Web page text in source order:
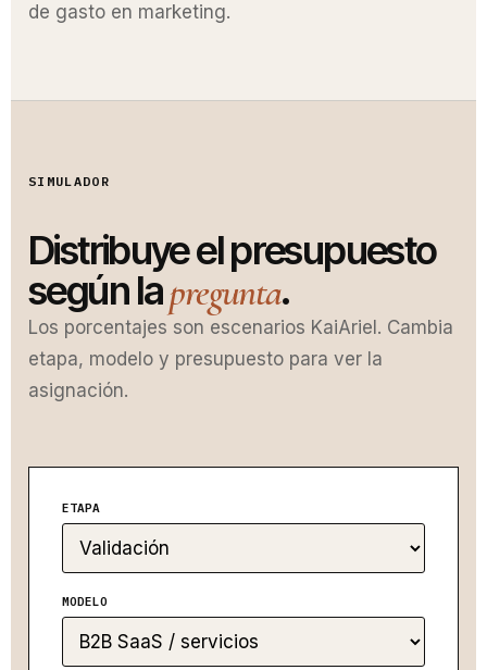
de gasto en marketing.
SIMULADOR
Distribuye el presupuesto
según lapregunta.
Los porcentajes son escenarios KaiAriel. Cambia
etapa, modelo y presupuesto para ver la
asignación.
ETAPA
MODELO